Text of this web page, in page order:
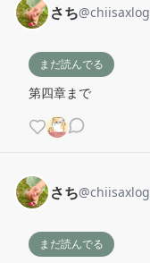
さち@chiisaxlog
まだ読んでる
第四章まで
さち@chiisaxlog
まだ読んでる